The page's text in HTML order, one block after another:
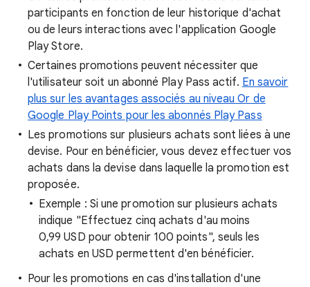
participants en fonction de leur historique d'achat
ou de leurs interactions avec l'application Google
Play Store.
Certaines promotions peuvent nécessiter que
l'utilisateur soit un abonné Play Pass actif. En savoir
plus sur les avantages associés au niveau Or de
Google Play Points pour les abonnés Play Pass
Les promotions sur plusieurs achats sont liées à une
devise. Pour en bénéficier, vous devez effectuer vos
achats dans la devise dans laquelle la promotion est
proposée.
Exemple : Si une promotion sur plusieurs achats
indique "Effectuez cinq achats d'au moins
0,99 USD pour obtenir 100 points", seuls les
achats en USD permettent d'en bénéficier.
Pour les promotions en cas d'installation d'une